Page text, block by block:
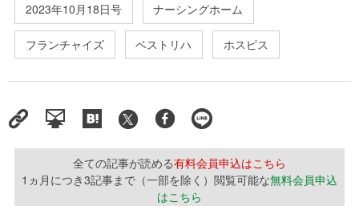
2023年10月18日号 ナーシングホーム
フランチャイズ ベストリハ ホスピス
全ての記事が読める有料会員申込はこちら
1ヵ月につき3記事まで（一部を除く）閲覧可能な無料会員申込
はこちら